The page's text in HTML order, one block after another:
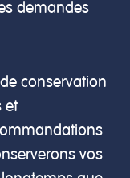
demandes
conservation
et
vos